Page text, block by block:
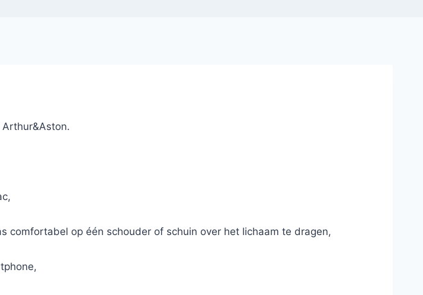
comfortabel op één schouder of schuin over het lichaam te dragen,